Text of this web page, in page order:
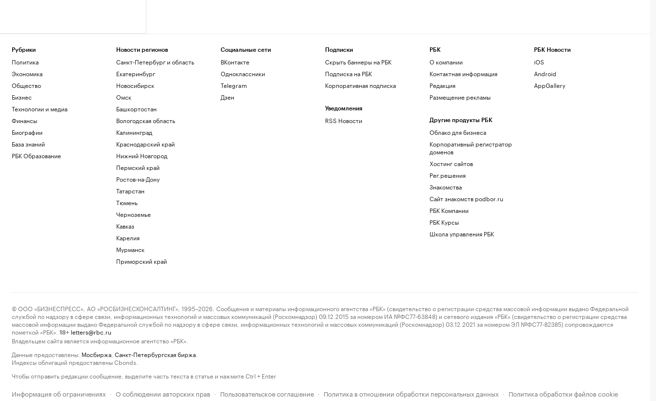
Рубрики
Политика
Экономика
Общество
Бизнес
Технологии и медиа
Финансы
Биографии
База знаний
РБК Образование
Новости регионов
Санкт-Петербург и область
Екатеринбург
Новосибирск
Омск
Башкортостан
Вологодская область
Калининград
Краснодарский край
Нижний Новгород
Пермский край
Ростов-на-Дону
Татарстан
Тюмень
Черноземье
Кавказ
Карелия
Мурманск
Приморский край
Социальные сети
ВКонтакте
Одноклассники
Telegram
Дзен
Подписки
Скрыть баннеры на РБК
Подписка на РБК
Корпоративная подписка
Уведомления
RSS Новости
РБК
О компании
Контактная информация
Редакция
Размещение рекламы
Другие продукты РБК
Облако для бизнеса
Корпоративный регистратор
доменов
Хостинг сайтов
Рег.решения
Знакомства
Сайт знакомств podbor.ru
РБК Компании
РБК Курсы
Школа управления РБК
РБК Новости
iOS
Android
AppGallery
© ООО «БИЗНЕСПРЕСС», АО «РОСБИЗНЕСКОНСАЛТИНГ», 1995–2026. Сообщения и материалы информационного агентства «РБК» (свидетельство о регистрации средства массовой информации выдано Федеральной
службой по надзору в сфере связи, информационных технологий и массовых коммуникаций (Роскомнадзор) 09.12.2015 за номером ИА №ФС77-63848) и сетевого издания «РБК» (свидетельство о регистрации средства
массовой информации выдано Федеральной службой по надзору в сфере связи, информационных технологий и массовых коммуникаций (Роскомнадзор) 03.12.2021 за номером ЭЛ №ФС77-82385) сопровождаются
пометкой «РБК».
18+ letters@rbc.ru
Владельцем сайта является информационное агентство «РБК».
Данные предоставлены: Мосбиржа Санкт-Петербургская биржа
Индексы облигаций предоставлены Cbonds.
Чтобы отправить редакции сообщение, выделите часть текста в статье и нажмите Ctrl + Enter
Информация об ограничениях · О соблюдении авторских прав · Пользовательское соглашение · Политика в отношении обработки персональных данных · Политика обработки файлов cookie